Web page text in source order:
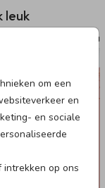
om een
en
en sociale
op ons
leuk